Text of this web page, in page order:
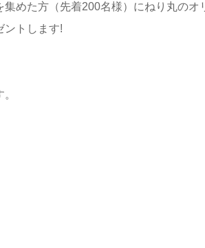
めた方（先着200名様）にねり丸のオ
ントします!